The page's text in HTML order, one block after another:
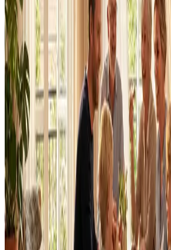
Dimensionering efter BR18 og AT-krav